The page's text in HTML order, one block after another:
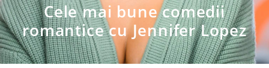
Cele mai bune comedii
romantice cu Jennifer Lopez